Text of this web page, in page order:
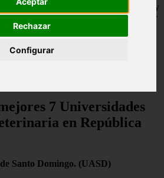
Rechazar
Configurar
Veterinaria en República Dominicana y
para hacerlo? ¡Has llegado al lugar
las principales opciones
deseen seguir una carrera en el campo
Dominicana. Desde el ranking de las
los requisitos de admisión y los costos
toda la información que necesitas
sobre tu futuro académico.
7 Universidades
en República
Santo Domingo. (UASD)